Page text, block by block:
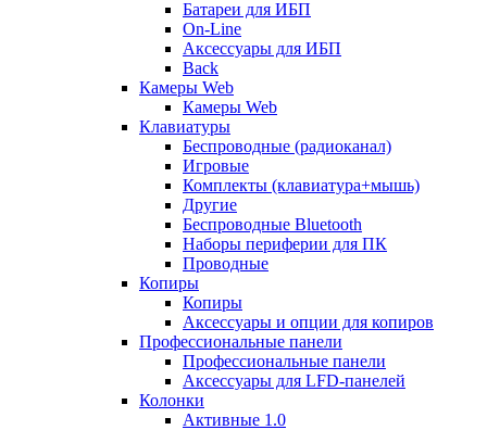
Батареи для ИБП
On-Line
Аксессуары для ИБП
Back
Камеры Web
Камеры Web
Клавиатуры
Беспроводные (радиоканал)
Игровые
Комплекты (клавиатура+мышь)
Другие
Беспроводные Bluetooth
Наборы периферии для ПК
Проводные
Копиры
Копиры
Аксессуары и опции для копиров
Профессиональные панели
Профессиональные панели
Аксессуары для LFD-панелей
Колонки
Активные 1.0